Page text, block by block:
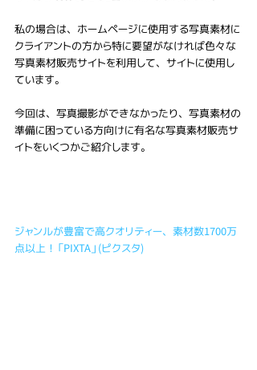
私の場合は、ホームページに使用する写真素材に
クライアントの方から特に要望がなければ色々な
写真素材販売サイトを利用して、サイトに使用し
ています。
今回は、写真撮影ができなかったり、写真素材の
準備に困っている方向けに有名な写真素材販売サ
イトをいくつかご紹介します。
ジャンルが豊富で高クオリティー、素材数1700万
点以上！「PIXTA」(ピクスタ)